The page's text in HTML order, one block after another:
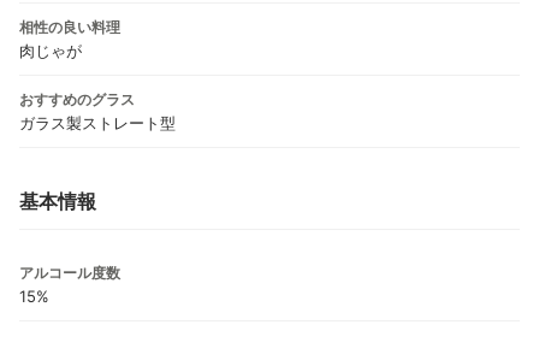
相性の良い料理
肉じゃが
おすすめのグラス
ガラス製ストレート型
基本情報
アルコール度数
15%